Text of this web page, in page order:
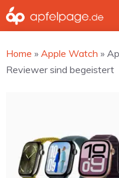
Zum
Inhalt
Home » Apple Watch »
Reviewer sind begeistert